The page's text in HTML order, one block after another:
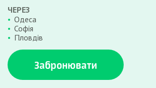
ЧЕРЕЗ
Одеса
Софія
Пловдів
Забронювати